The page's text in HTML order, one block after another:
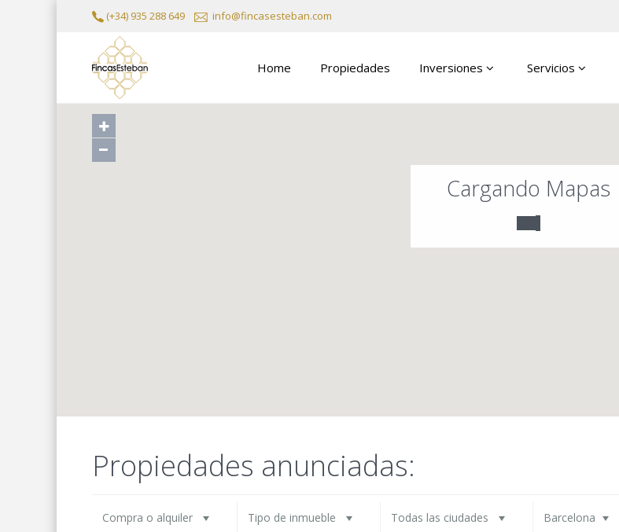
(+34) 935 288 649 info@fincasesteban.com
Home Propiedades Inversiones Servicios
Cargando Mapas
Propiedades anunciadas:
Compra o alquiler Tipo de inmueble Todas las ciudades Barcelona